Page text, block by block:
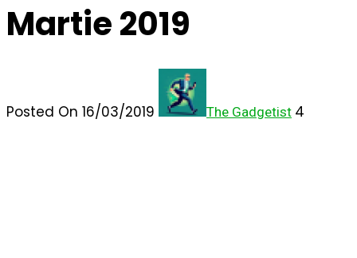
Martie 2019
Posted On 16/03/2019 The Gadgetist 4